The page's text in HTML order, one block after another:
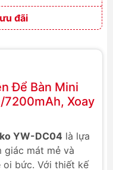
đãi
Để Bàn Mini
Xoay
YW-DC04 là lựa
giác mát mẻ và
oi bức. Với thiết kế